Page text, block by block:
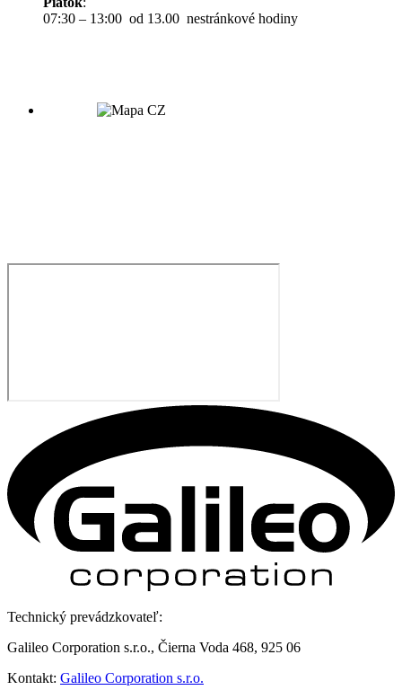
07:30 – 13:00 od 13.00 nestránkové hodiny
Technický prevádzkovateľ:
Galileo Corporation s.r.o., Čierna Voda 468, 925 06
Kontakt: Galileo Corporation s.r.o.